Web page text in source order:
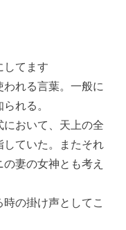
してます
れる言葉。一般に
れる。
おいて、天上の全
していた。またそれ
妻の女神とも考え
の掛け声としてこ